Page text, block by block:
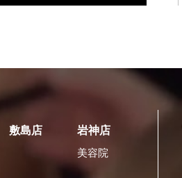
敷島店
岩神店
美容院